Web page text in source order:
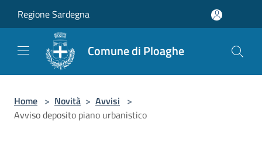
Regione Sardegna
Comune di Ploaghe
Home > Novità > Avvisi >
Avviso deposito piano urbanistico